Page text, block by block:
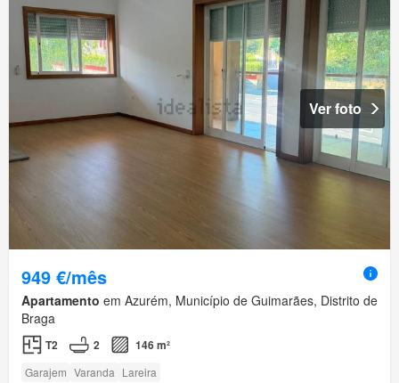
Ver foto
949 €/mês
Apartamento em Azurém, Município de Guimarães, Distrito de
Braga
T2 2 146 m²
Garajem Varanda Lareira